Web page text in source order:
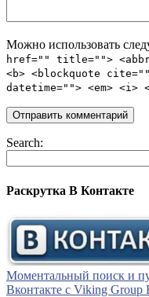
Можно использовать
href="" title="">
<b> <blockquote
datetime=""> <em>
Search:
Раскрутка В Контакте
Моментальный поиск и
Вконтакте с Viking Group